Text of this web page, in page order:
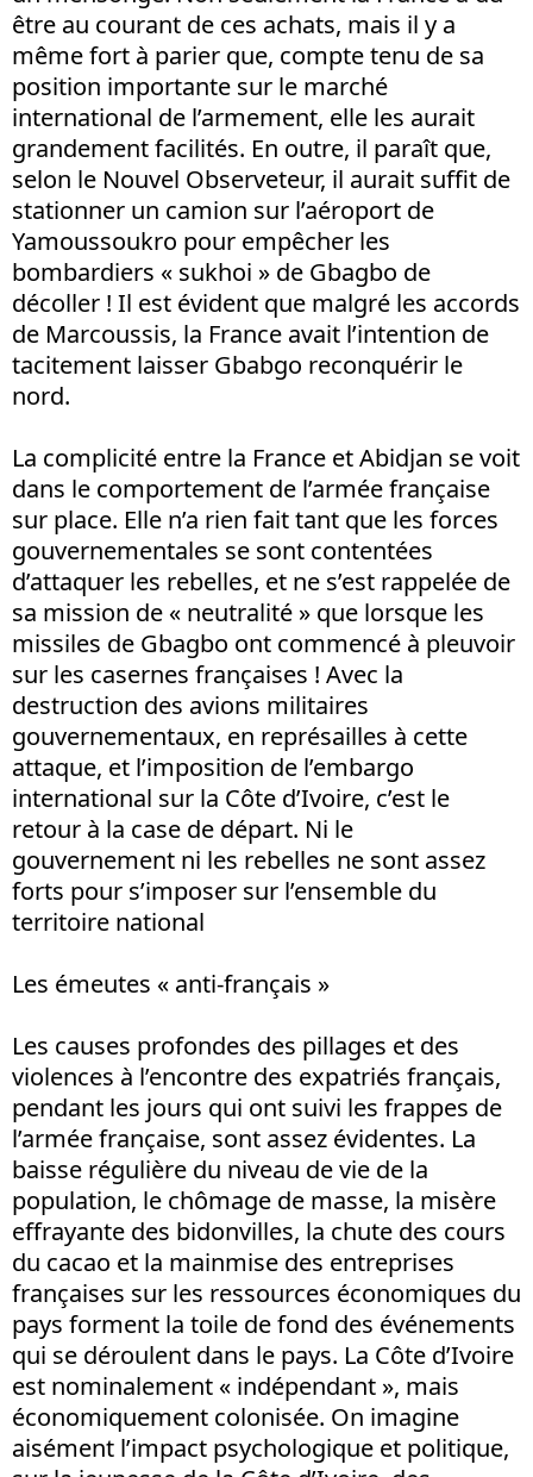
être au courant de ces achats, mais il y a
même fort à parier que, compte tenu de sa
position importante sur le marché
international de l’armement, elle les aurait
grandement facilités. En outre, il paraît que,
selon le Nouvel Observeteur, il aurait suffit de
stationner un camion sur l’aéroport de
Yamoussoukro pour empêcher les
bombardiers « sukhoi » de Gbagbo de
décoller ! Il est évident que malgré les accords
de Marcoussis, la France avait l’intention de
tacitement laisser Gbabgo reconquérir le
nord.
La complicité entre la France et Abidjan se voit
dans le comportement de l’armée française
sur place. Elle n’a rien fait tant que les forces
gouvernementales se sont contentées
d’attaquer les rebelles, et ne s’est rappelée de
sa mission de « neutralité » que lorsque les
missiles de Gbagbo ont commencé à pleuvoir
sur les casernes françaises ! Avec la
destruction des avions militaires
gouvernementaux, en représailles à cette
attaque, et l’imposition de l’embargo
international sur la Côte d’Ivoire, c’est le
retour à la case de départ. Ni le
gouvernement ni les rebelles ne sont assez
forts pour s’imposer sur l’ensemble du
territoire national
Les émeutes « anti-français »
Les causes profondes des pillages et des
violences à l’encontre des expatriés français,
pendant les jours qui ont suivi les frappes de
l’armée française, sont assez évidentes. La
baisse régulière du niveau de vie de la
population, le chômage de masse, la misère
effrayante des bidonvilles, la chute des cours
du cacao et la mainmise des entreprises
françaises sur les ressources économiques du
pays forment la toile de fond des événements
qui se déroulent dans le pays. La Côte d’Ivoire
est nominalement « indépendant », mais
économiquement colonisée. On imagine
aisément l’impact psychologique et politique,